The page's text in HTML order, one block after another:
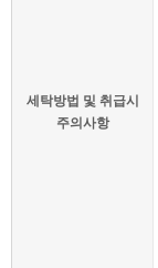
세탁방법 및 취급시
주의사항